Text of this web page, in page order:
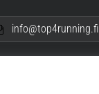
info@top4running.fi